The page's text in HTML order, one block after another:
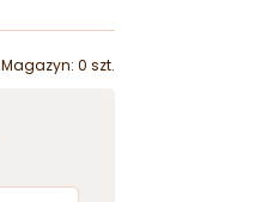
Magazyn: 0 szt.